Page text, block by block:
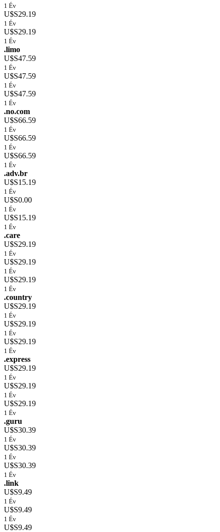
1 Év
U$S29.19
1 Év
U$S29.19
1 Év
.limo
U$S47.59
1 Év
U$S47.59
1 Év
U$S47.59
1 Év
.no.com
U$S66.59
1 Év
U$S66.59
1 Év
U$S66.59
1 Év
.adv.br
U$S15.19
1 Év
U$S0.00
1 Év
U$S15.19
1 Év
.care
U$S29.19
1 Év
U$S29.19
1 Év
U$S29.19
1 Év
.country
U$S29.19
1 Év
U$S29.19
1 Év
U$S29.19
1 Év
.express
U$S29.19
1 Év
U$S29.19
1 Év
U$S29.19
1 Év
.guru
U$S30.39
1 Év
U$S30.39
1 Év
U$S30.39
1 Év
.link
U$S9.49
1 Év
U$S9.49
1 Év
U$S9.49